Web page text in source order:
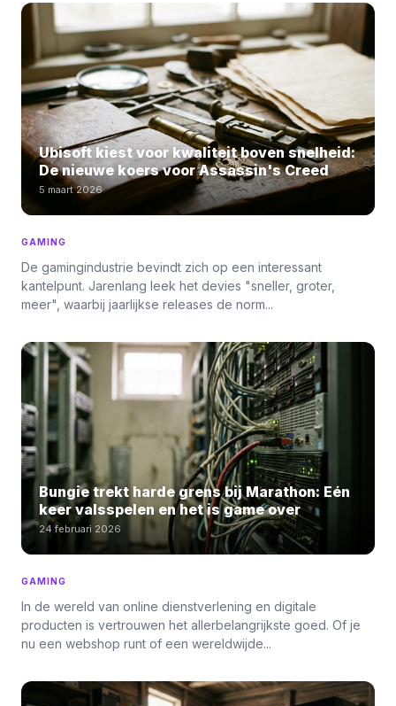
Ubisoft kiest voor kwaliteit boven snelheid:
De nieuwe koers voor Assassin's Creed
5 maart 2026
GAMING
De gamingindustrie bevindt zich op een interessant
kantelpunt. Jarenlang leek het devies "sneller, groter,
meer", waarbij jaarlijkse releases de norm...
Bungie trekt harde grens bij Marathon: Eén
keer valsspelen en het is game over
24 februari 2026
GAMING
In de wereld van online dienstverlening en digitale
producten is vertrouwen het allerbelangrijkste goed. Of je
nu een webshop runt of een wereldwijde...